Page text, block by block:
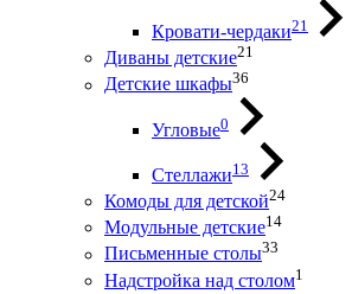
Кровати-чердаки21
Диваны детские21
Детские шкафы36
Угловые0
Стеллажи13
Комоды для детской24
Модульные детские14
Письменные столы33
Надстройка над столом1